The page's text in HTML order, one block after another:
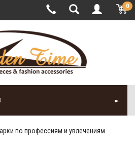
0
по профессиям и увлечениям